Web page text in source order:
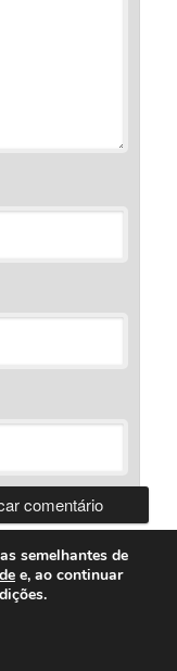
Silva
semelhantes de
e, ao continuar